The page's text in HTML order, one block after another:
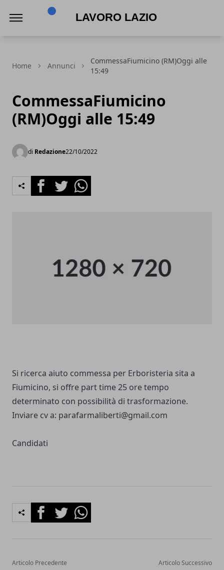
Home Annunci
CommessaFiumicino (RM)Oggi alle
15:49
CommessaFiumicino
(RM)Oggi alle 15:49
di Redazione22/10/2022
FacebookTwitterWhatsapp
Si ricerca aiuto commessa per Erboristeria sita a
Fiumicino, si offre part time 25 ore tempo
determinato con possibilità di trasformazione.
Inviare cv a: parafarmaliberti@gmail.com
Candidati
FacebookTwitterWhatsapp
Articolo Precedente Articolo Successivo